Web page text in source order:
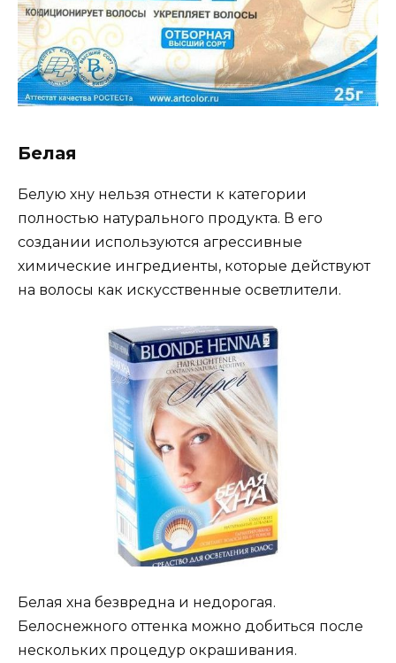
Белая
Белую хну нельзя отнести к категории
полностью натурального продукта. В его
создании используются агрессивные
химические ингредиенты, которые действуют
на волосы как искусственные осветлители.
Белая хна безвредна и недорогая.
Белоснежного оттенка можно добиться после
нескольких процедур окрашивания.